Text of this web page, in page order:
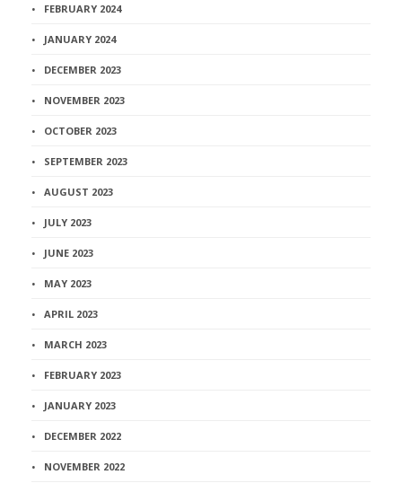
FEBRUARY 2024
JANUARY 2024
DECEMBER 2023
NOVEMBER 2023
OCTOBER 2023
SEPTEMBER 2023
AUGUST 2023
JULY 2023
JUNE 2023
MAY 2023
APRIL 2023
MARCH 2023
FEBRUARY 2023
JANUARY 2023
DECEMBER 2022
NOVEMBER 2022